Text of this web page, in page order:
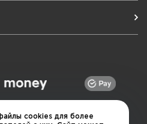
cookies для более